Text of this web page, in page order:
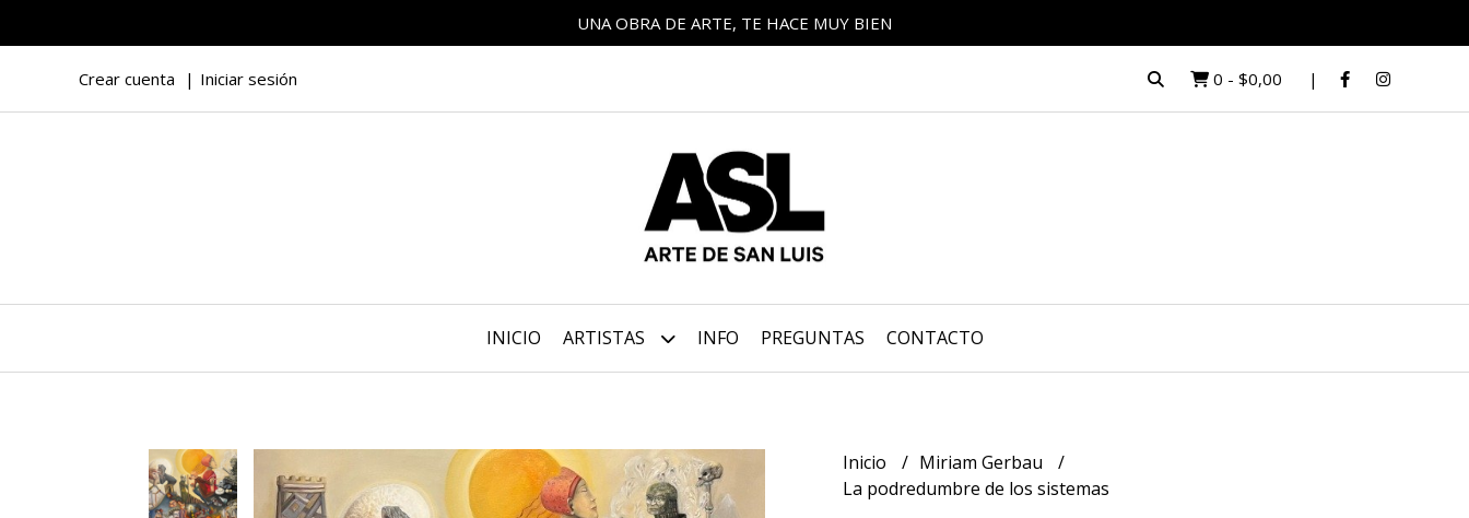
UNA OBRA DE ARTE, TE HACE MUY BIEN
Crear cuenta Iniciar sesión 0 - $0,00
INICIO ARTISTAS INFO PREGUNTAS CONTACTO
Inicio
Miriam Gerbau
La podredumbre de los sistemas